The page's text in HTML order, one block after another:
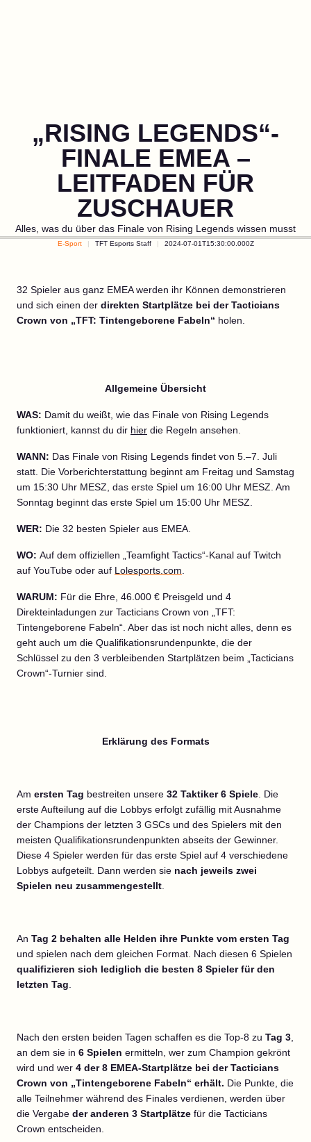
„RISING LEGENDS“-
FINALE EMEA –
LEITFADEN FÜR
ZUSCHAUER
Alles, was du über das Finale von Rising Legends wissen musst
E-Sport TFT Esports Staff 2024-07-01T15:30:00.000Z
32 Spieler aus ganz EMEA werden ihr Können demonstrieren
und sich einen der direkten Startplätze bei der Tacticians
Crown von „TFT: Tintengeborene Fabeln“ holen.
Allgemeine Übersicht
WAS: Damit du weißt, wie das Finale von Rising Legends
funktioniert, kannst du dir hier die Regeln ansehen.
WANN: Das Finale von Rising Legends findet von 5.–7. Juli
statt. Die Vorberichterstattung beginnt am Freitag und Samstag
um 15:30 Uhr MESZ, das erste Spiel um 16:00 Uhr MESZ. Am
Sonntag beginnt das erste Spiel um 15:00 Uhr MESZ.
WER: Die 32 besten Spieler aus EMEA.
WO: Auf dem offiziellen „Teamfight Tactics“-Kanal auf Twitch
auf YouTube oder auf Lolesports.com
WARUM: Für die Ehre, 46.000 € Preisgeld und 4
Direkteinladungen zur Tacticians Crown von „TFT:
Tintengeborene Fabeln“. Aber das ist noch nicht alles, denn es
geht auch um die Qualifikationsrundenpunkte, die der
Schlüssel zu den 3 verbleibenden Startplätzen beim „Tacticians
Crown“-Turnier sind.
Erklärung des Formats
Am ersten Tag bestreiten unsere 32 Taktiker 6 Spiele . Die
erste Aufteilung auf die Lobbys erfolgt zufällig mit Ausnahme
der Champions der letzten 3 GSCs und des Spielers mit den
meisten Qualifikationsrundenpunkten abseits der Gewinner.
Diese 4 Spieler werden für das erste Spiel auf 4 verschiedene
Lobbys aufgeteilt. Dann werden sie nach jeweils zwei
Spielen neu zusammengestellt
An Tag 2 behalten alle Helden ihre Punkte vom ersten Tag
und spielen nach dem gleichen Format. Nach diesen 6 Spielen
qualifizieren sich lediglich die besten 8 Spieler für den
letzten Tag
Nach den ersten beiden Tagen schaffen es die Top-8 zu Tag 3
an dem sie in 6 Spielen ermitteln, wer zum Champion gekrönt
wird und wer 4 der 8 EMEA-Startplätze bei der Tacticians
Crown von „Tintengeborene Fabeln“ erhält. Die Punkte, die
alle Teilnehmer während des Finales verdienen, werden über
die Vergabe der anderen 3 Startplätze für die Tacticians
Crown entscheiden.